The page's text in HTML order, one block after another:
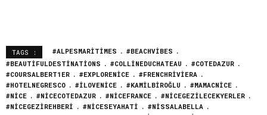
TAGS : #ALPESMARITIMES
#BEACHVIBES
#BEAUTIFULDESTINATIONS
#COLLINEDUCHATEAU
#COTEDAZUR
#COURSALBERT1ER
#EXPLORENICE
#FRENCHRIVIERA
#HOTELNEGRESCO
#ILOVENICE #KAMILBIROĞLU
#MAMACNICE
#NICE
#NICECOTEDAZUR #NICEFRANCE
#NICEGEZILECEKYERLER
#NICEGEZIREHBERI
#NICESEYAHATI
#NISSALABELLA